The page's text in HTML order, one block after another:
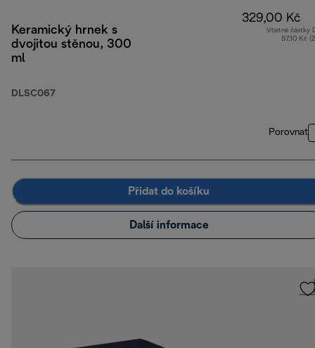
Keramický hrnek s
dvojitou stěnou, 300
ml
DLSC067
329,00 Kč
Včetně částky
57,10 Kč
Porovnat
Přidat do košíku
Další informace